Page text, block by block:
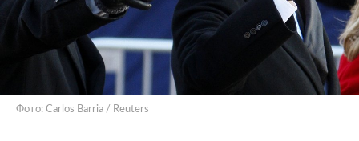
Фото: Carlos Barria / Reuters